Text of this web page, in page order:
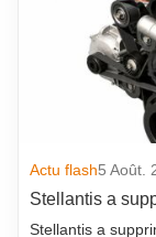
Actu flash5 Août.
Stellantis a
Stellantis a